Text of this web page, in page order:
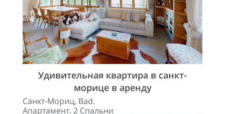
Удивительная квартира в санкт-
морице в аренду
Санкт-Мориц, Bad.
Апартамент. 2 Спальни